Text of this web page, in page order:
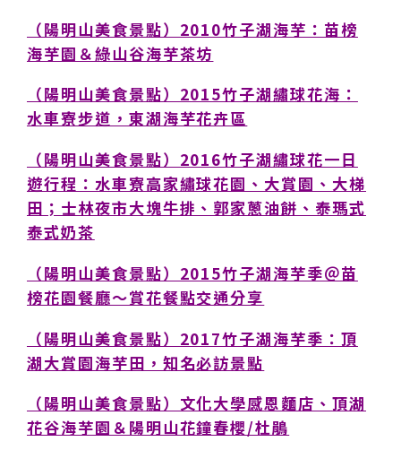
（陽明山美食景點）2010竹子湖海芋：苗榜
海芋園＆綠山谷海芋茶坊
（陽明山美食景點）2015竹子湖繡球花海：
水車寮步道，東湖海芋花卉區
（陽明山美食景點）2016竹子湖繡球花一日
遊行程：水車寮高家繡球花園、大賞園、大梯
田；士林夜市大塊牛排、郭家蔥油餅、泰瑪式
泰式奶茶
（陽明山美食景點）2015竹子湖海芋季＠苗
榜花園餐廳～賞花餐點交通分享
（陽明山美食景點）2017竹子湖海芋季：頂
湖大賞園海芋田，知名必訪景點
（陽明山美食景點）文化大學感恩麵店、頂湖
花谷海芋園＆陽明山花鐘春櫻/杜鵑